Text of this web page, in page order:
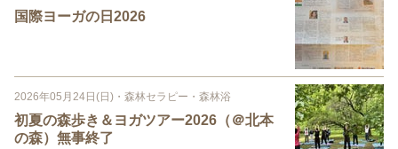
国際ヨーガの日2026
2026年05月24日(日) ・ 森林セラピー・森林浴
初夏の森歩き＆ヨガツアー2026（＠北本
の森）無事終了